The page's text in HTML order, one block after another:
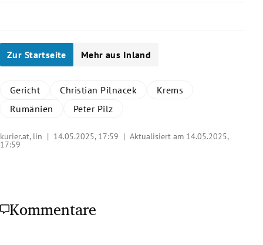
von einem „Tiefpunkt“, Neos boykottieren Befragung.
Zur Startseite Mehr aus Inland
Gericht Christian Pilnacek
Krems
Rumänien
Peter Pilz
kurier.at, lin | 14.05.2025, 17:59 | Aktualisiert am 14.05.2025,
17:59
Kommentare